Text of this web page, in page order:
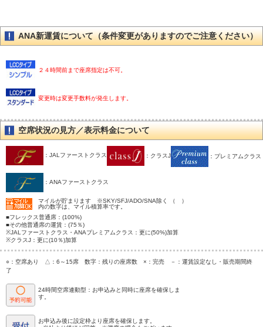
ANA新運賃について（条件変更がありますのでご注意ください）
２４時間前まで座席指定は不可。
変更時は変更手数料が発生します。
空席状況の見方／表示料金について
：JALファーストクラス ：クラスJ ：プレミアムクラス
：ANAファーストクラス
マイルが貯まります ※SKY/SFJ/ADO/SNA除く （ ）
内の数字は、マイル積算率です。
■フレックス普通席：(100%)
■その他普通席の運賃：(75％)
※JALファーストクラス・ANAプレミアムクラス：更に(50%)加算
※クラスJ：更に(10％)加算
○：空席あり △：6～15席 数字：残りの座席数 ×：完売 －：運賃設定なし・販売期間終
了
24時間空席連動型：お申込みと同時に座席を確保しま
す。
お申込み後に設定枠より座席を確保します。